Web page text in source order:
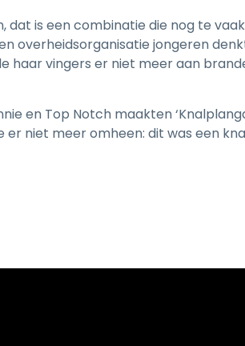
is een combinatie die nog te
overheidsorganisatie jongeren
haar vingers er niet meer aan
en Top Notch maakten
er niet meer omheen: dit was een